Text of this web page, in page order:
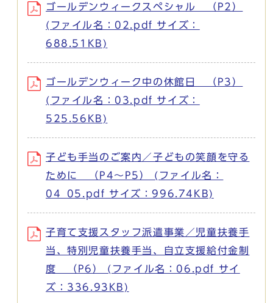
ゴールデンウィークスペシャル （P2）
(ファイル名：02.pdf サイズ：
688.51KB)
ゴールデンウィーク中の休館日 （P3）
(ファイル名：03.pdf サイズ：
525.56KB)
子ども手当のご案内／子どもの笑顔を守る
ために （P4～P5） (ファイル名：
04_05.pdf サイズ：996.74KB)
子育て支援スタッフ派遣事業／児童扶養手
当、特別児童扶養手当、自立支援給付金制
度 （P6） (ファイル名：06.pdf サイ
ズ：336.93KB)